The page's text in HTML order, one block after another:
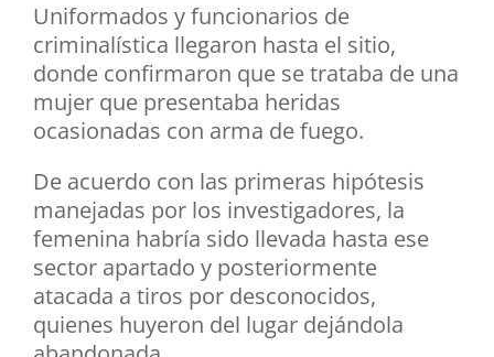
Uniformados y funcionarios de
criminalística llegaron hasta el sitio,
donde confirmaron que se trataba de una
mujer que presentaba heridas
ocasionadas con arma de fuego.
De acuerdo con las primeras hipótesis
manejadas por los investigadores, la
femenina habría sido llevada hasta ese
sector apartado y posteriormente
atacada a tiros por desconocidos,
quienes huyeron del lugar dejándola